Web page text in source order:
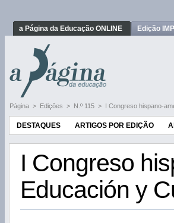
a Página da Educação ONLINE Edição
Página > Edições > N.º 115 > I Congreso hispano-
DESTAQUES ARTIGOS POR EDIÇÃO
I Congreso
Educación y